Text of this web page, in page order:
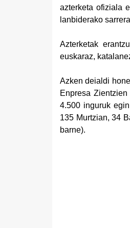
azterketa ofiziala
lanbiderako
Azterketak
euskaraz,
Azken deialdi
Enpresa
4.500 inguruk
135 Murtzian, 34
barne).